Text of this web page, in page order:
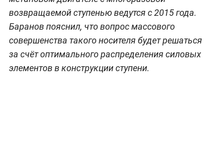
возвращаемой ступенью ведутся с 2015 года.
Баранов пояснил, что вопрос массового
совершенства такого носителя будет решаться
за счёт оптимального распределения силовых
элементов в конструкции ступени.